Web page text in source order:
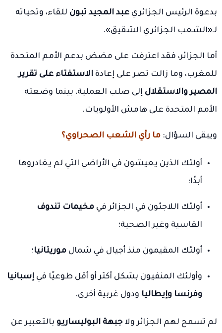
بدعوة الرئيس الجزائري عبد المجيد تبون للقاء، وتحياته
لـ«الشعب الجزائري الشقيق».
أما الجزائر، فقد اعترفت على مضض بدعم الأمم المتحدة
للمغرب، وما زالت تصر على إعادة الاستفتاء على تقرير
المصير والاستقلال إلى صلب العملية، بينما وضعته
الأمم المتحدة على هامش الأولويات.
ويبقى السؤال: ما رأي الشعب الصحراوي؟
أولئك الذين يعيشون في الأراضي التي لم يغادروها
أبدًا؛
أولئك اللاجئون في الجزائر في مخيمات تندوف
القاسية وغير الصحية؛
أولئك المقيمون منذ أجيال في شمال موريتانيا؛
وأولئك المنفيون بشكل أكثر أو أقل طوعيًا في إسبانيا
وفرنسا وإيطاليا ودول غربية أخرى.
لم تسمح لهم الجزائر ولاجبهة البوليساريو بالتعبير عن